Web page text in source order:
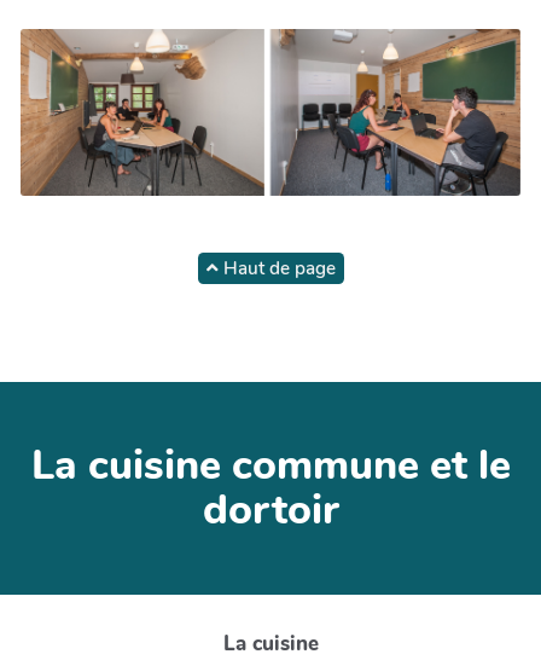
Haut de page
La cuisine commune et le
dortoir
La cuisine